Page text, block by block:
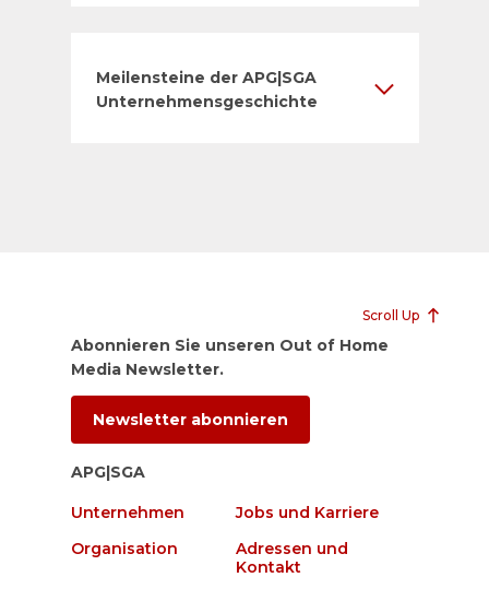
Meilensteine der APG|SGA
Unternehmensgeschichte
Scroll Up
Abonnieren Sie unseren Out of Home
Media Newsletter.
Newsletter abonnieren
APG|SGA
Unternehmen
Jobs und Karriere
Organisation
Adressen und
Kontakt